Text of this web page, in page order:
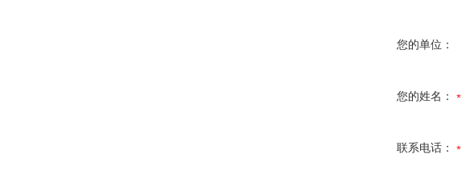
您的单位：
您的姓名：
联系电话：